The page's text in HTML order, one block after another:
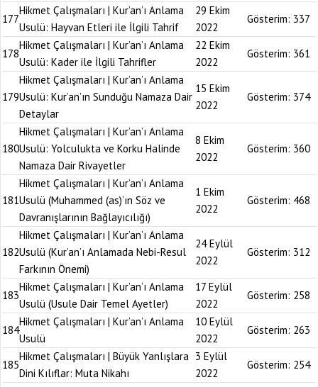
177
Hikmet Çalışmaları | Kur’an’ı Anlama
Usulü: Hayvan Etleri ile İlgili Tahrif
29 Ekim
2022
Gösterim: 337
178
Hikmet Çalışmaları | Kur’an’ı Anlama
Usulü: Kader ile İlgili Tahrifler
22 Ekim
2022
Gösterim: 361
179
Hikmet Çalışmaları | Kur’an’ı Anlama
Usulü: Kur’an’ın Sunduğu Namaza Dair
Detaylar
15 Ekim
2022
Gösterim: 374
180
Hikmet Çalışmaları | Kur’an’ı Anlama
Usulü: Yolculukta ve Korku Halinde
Namaza Dair Rivayetler
8 Ekim
2022
Gösterim: 360
181
Hikmet Çalışmaları | Kur’an’ı Anlama
Usulü (Muhammed (as)’ın Söz ve
Davranışlarının Bağlayıcılığı)
1 Ekim
2022
Gösterim: 468
182
Hikmet Çalışmaları | Kur’an’ı Anlama
Usulü (Kur’an’ı Anlamada Nebi-Resul
Farkının Önemi)
24 Eylül
2022
Gösterim: 312
183
Hikmet Çalışmaları | Kur’an’ı Anlama
Usulü (Usule Dair Temel Ayetler)
17 Eylül
2022
Gösterim: 258
184
Hikmet Çalışmaları | Kur’an’ı Anlama
Usulü
10 Eylül
2022
Gösterim: 263
185
Hikmet Çalışmaları | Büyük Yanlışlara
Dini Kılıflar: Muta Nikahı
3 Eylül
2022
Gösterim: 254